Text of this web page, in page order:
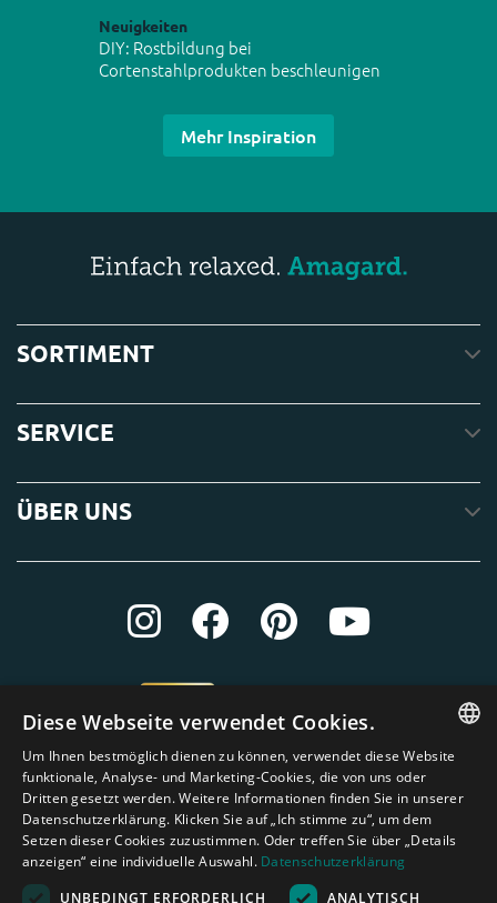
Neuigkeiten
DIY: Rostbildung bei
Cortenstahlprodukten beschleunigen
Mehr Inspiration
SORTIMENT
SERVICE
ÜBER UNS
ENGLISH
DUTCH
GERMAN
Diese Webseite verwendet Cookies.
Um Ihnen bestmöglich dienen zu können, verwendet diese Website
funktionale, Analyse- und Marketing-Cookies, die von uns oder
Dritten gesetzt werden. Weitere Informationen finden Sie in unserer
Datenschutzerklärung. Klicken Sie auf „Ich stimme zu“, um dem
Setzen dieser Cookies zuzustimmen. Oder treffen Sie über „Details
anzeigen“ eine individuelle Auswahl. Datenschutzerklärung
UNBEDINGT ERFORDERLICH
ANALYTISCH